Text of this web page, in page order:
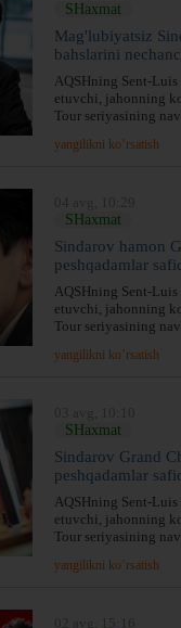
SHaxmat
Mag'lubiyatsiz
bahslarini
AQSHning Sent-
etuvchi, jahonning
Tour seriyasining
yangilikni ko’rsatish
SHaxmat
Sindarov hamon
peshqadamlar
AQSHning Sent-
etuvchi, jahonning
Tour seriyasining
yangilikni ko’rsatish
SHaxmat
Sindarov Grand
peshqadamlar
AQSHning Sent-
etuvchi, jahonning
Tour seriyasining
yangilikni ko’rsatish